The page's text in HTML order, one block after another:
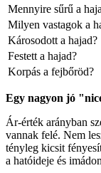
Mennyire sűrű a
Milyen vastagok a
Károsodott a hajad?
Festett a hajad?
Korpás a fejbőröd?
Egy nagyon jó
Ár-érték arányban
vannak felé. Nem
tényleg kicsit
a hatóideje és